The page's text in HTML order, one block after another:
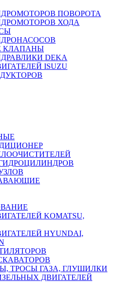
ПОВОРОТА
ХОДА
КЛАПАНЫ
DEKA
ISUZU
KOMATSU,
HYUNDAI,
ТРОСЫ ГАЗА, ГЛУШИЛКИ
ДВИГАТЕЛЕЙ